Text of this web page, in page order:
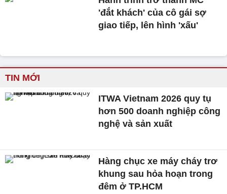
'đắt khách' của cô gái sợ
giao tiếp, lên hình 'xấu'
TIN MỚI
ITWA Vietnam 2026 quy tụ
hơn 500 doanh nghiệp công
nghệ và sản xuất
Hàng chục xe máy cháy trơ
khung sau hỏa hoạn trong
đêm ở TP.HCM